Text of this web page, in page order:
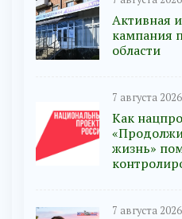
Активная
кампания
области
7 августа
Как
жизнь»
7 августа